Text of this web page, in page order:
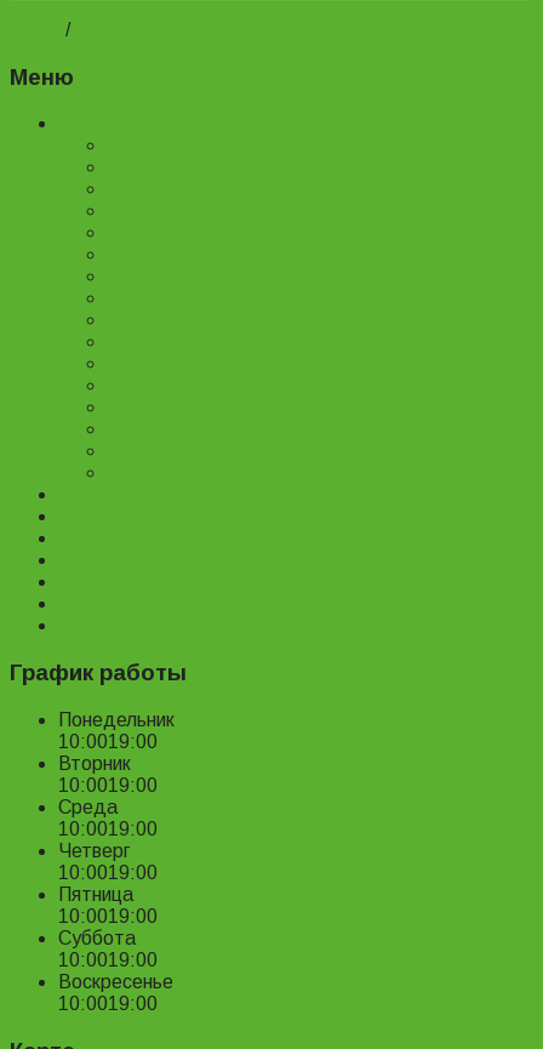
/
Меню
График работы
Понедельник
10:0019:00
Вторник
10:0019:00
Среда
10:0019:00
Четверг
10:0019:00
Пятница
10:0019:00
Суббота
10:0019:00
Воскресенье
10:0019:00